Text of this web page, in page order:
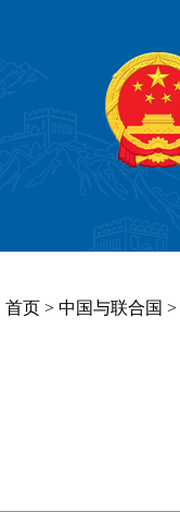
首页 > 中国与联合国 >